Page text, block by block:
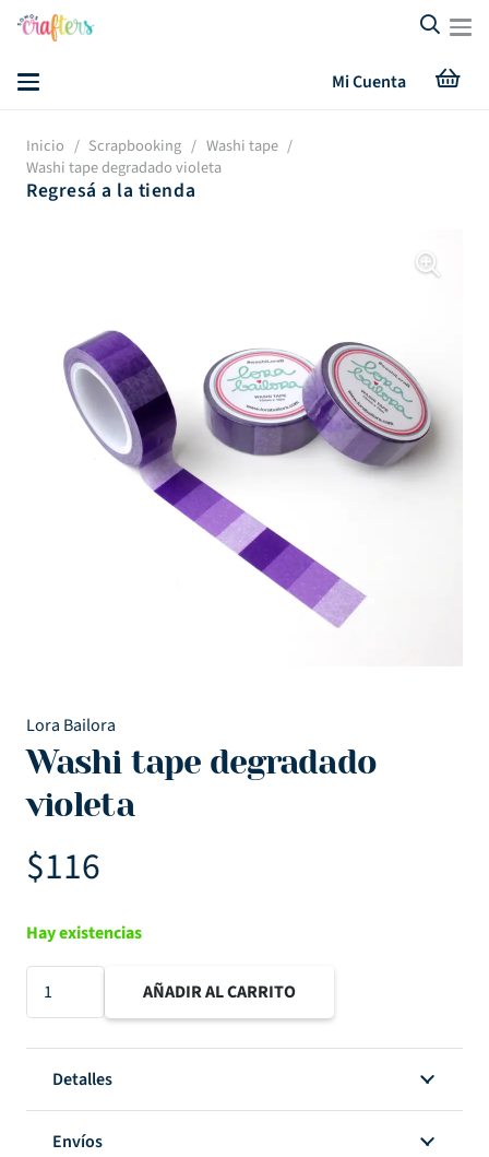
Mi Cuenta
Inicio / Scrapbooking / Washi tape /
Washi tape degradado violeta
Regresá a la tienda
Lora Bailora
Washi tape degradado
violeta
$116
Hay existencias
Washi
tape
violeta
AÑADIR AL CARRITO
Detalles
Envíos